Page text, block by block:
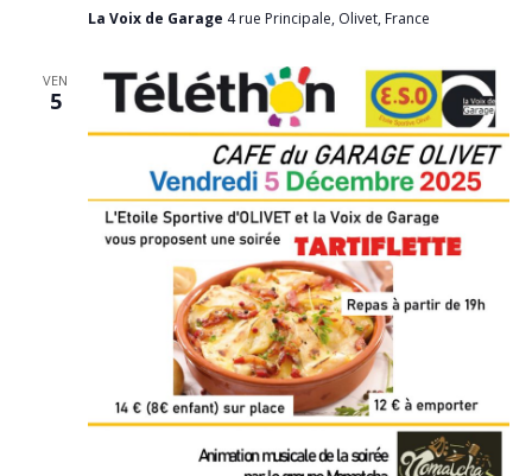
La Voix de Garage 4 rue Principale, Olivet, France
VEN
5